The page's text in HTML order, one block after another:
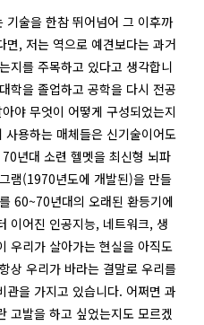
기술을 한참 뛰어넘어 그 이후까
면, 저는 역으로 예견보다는 과거
지를 주목하고 있다고 생각합니
학을 졸업하고 공학을 다시 전공
야 무엇이 어떻게 구성되었는지
용하는 매체들은 신기술이어도
년대 소련 헬멧을 최신형 뇌파
램(1970년도에 개발된)을 만들
60~70년대의 오래된 환등기에
이어진 인공지능, 네트워크, 생
우리가 살아가는 현실을 아직도
상 우리가 바라는 결말로 우리를
관을 가지고 있습니다. 어쩌면 과
고발을 하고 싶었는지도 모르겠